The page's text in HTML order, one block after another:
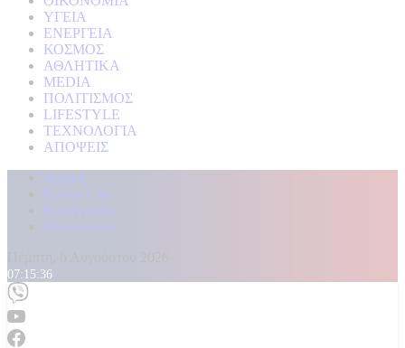
ΥΓΕΙΑ
ΕΝΕΡΓΕΙΑ
ΚΟΣΜΟΣ
ΑΘΛΗΤΙΚΑ
MEDIA
ΠΟΛΙΤΙΣΜΟΣ
LIFESTYLE
ΤΕΧΝΟΛΟΓΙΑ
ΑΠΟΨΕΙΣ
Αρχική
Kontra Live
Καταγγελίες
Επικοινωνία
07:15:37